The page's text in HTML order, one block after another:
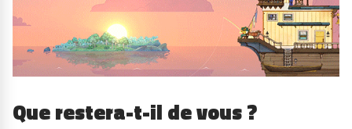
Que restera-t-il de vous ?